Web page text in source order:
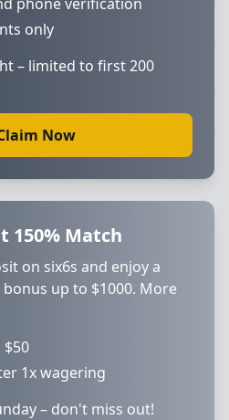
only
– limited to first 200
Now
150% Match
on six6s and enjoy a
up to $1000. More
1x wagering
– don't miss out!